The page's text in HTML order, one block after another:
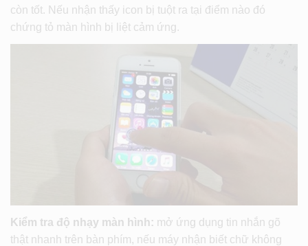
còn tốt. Nếu nhận thấy icon bị tuột ra tại điểm nào đó
chứng tỏ màn hình bị liệt cảm ứng.
Kiểm tra độ nhạy màn hình: mở ứng dụng tin nhắn gõ
thật nhanh trên bàn phím, nếu máy nhận biết chữ không